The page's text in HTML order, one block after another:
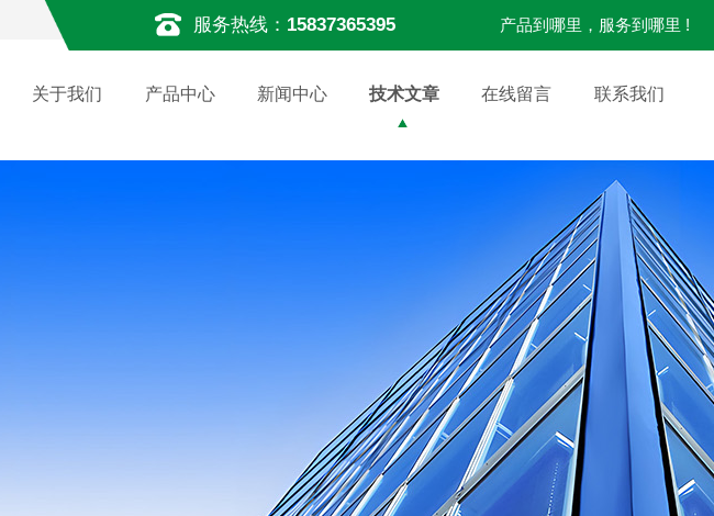
服务热线： 15837365395 产品到哪里，服务到哪里 !
关于我们 产品中心 新闻中心 技术文章 在线留言 联系我们